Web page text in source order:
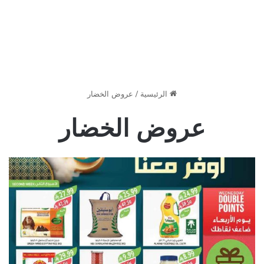
الرئيسية / عروض الخضار
عروض الخضار